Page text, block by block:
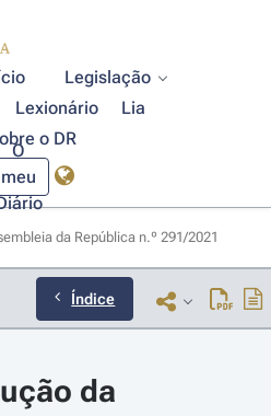
Legislação
Lexionário
Lia
o DR
O
meu
da República n.º 291/2021
Índice
da